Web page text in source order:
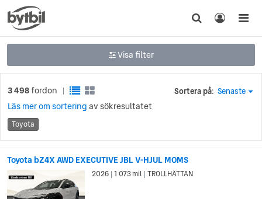
Visa filter
3 498fordon Sortera på: Senaste
Läs mer om sortering av sökresultatet
Toyota
Toyota bZ4X AWD EXECUTIVE JBL V-HJUL MOMS
2026 1 073 mil TROLLHÄTTAN